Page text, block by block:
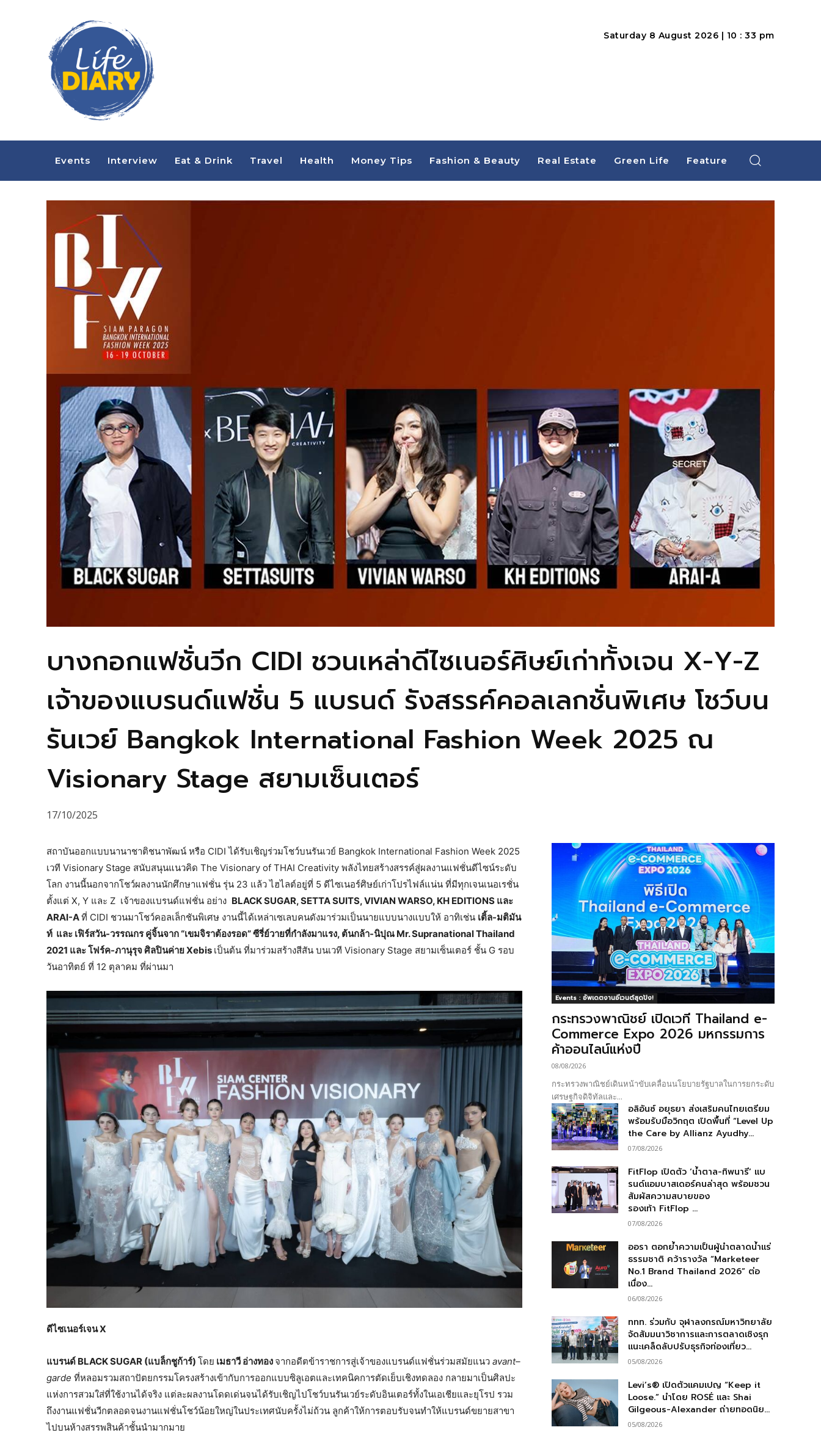
Saturday 8 August 2026 | 10 : 33 pm
Events Interview Eat & Drink Travel Health Money Tips Fashion & Beauty Real Estate Green Life Feature
บางกอกแฟชั่นวีก CIDI ชวนเหล่าดีไซเนอร์ศิษย์เก่าทั้งเจน X-Y-Z
เจ้าของแบรนด์แฟชั่น 5 แบรนด์ รังสรรค์คอลเลกชั่นพิเศษ โชว์บน
รันเวย์ Bangkok International Fashion Week 2025 ณ
Visionary Stage สยามเซ็นเตอร์
17/10/2025
สถาบันออกแบบนานาชาติชนาพัฒน์ หรือ CIDI ได้รับเชิญร่วมโชว์บนรันเวย์ Bangkok International Fashion Week 2025
เวที Visionary Stage สนับสนุนแนวคิด The Visionary of THAI Creativity พลังไทยสร้างสรรค์สู่ผลงานแฟชั่นดีไซน์ระดับ
โลก งานนี้นอกจากโชว์ผลงานนักศึกษาแฟชั่น รุ่น 23 แล้ว ไฮไลต์อยู่ที่ 5 ดีไซเนอร์ศิษย์เก่าโปรไฟล์แน่น ที่มีทุกเจนเนอเรชั่น
ตั้งแต่ X, Y และ Z เจ้าของแบรนด์แฟชั่น อย่าง BLACK SUGAR, SETTA SUITS, VIVIAN WARSO, KH EDITIONS และ
ARAI-Aที่ CIDI ชวนมาโชว์คอลเล็กชันพิเศษ งานนี้ได้เหล่าเซเลบคนดังมาร่วมเป็นนายแบบนางแบบให้ อาทิเช่น เติ้ล-มติมัน
ท์ และ เฟิร์สวัน-วรรณกร คู่จิ้นจาก “เขมจิราต้องรอด” ซีรี่ย์วายที่กำลังมาแรง, ต้นกล้า-นิปุณ Mr. Supranational Thailand
2021 และ โฟร์ค-ภานุรุจ ศิลปินค่าย Xebis เป็นต้น ที่มาร่วมสร้างสีสัน บนเวที Visionary Stage สยามเซ็นเตอร์ ชั้น G รอบ
วันอาทิตย์ ที่ 12 ตุลาคม ที่ผ่านมา
ดีไซเนอร์เจนX
แบรนด์ BLACK SUGAR (แบล็กชูก้าร์) โดย เมธาวี อ่างทอง จากอดีตข้าราชการสู่เจ้าของแบรนด์แฟชั่นร่วมสมัยแนว avant–
garde ที่หลอมรวมสถาปัตยกรรมโครงสร้างเข้ากับการออกแบบซิลูเอตและเทคนิคการตัดเย็บเชิงทดลอง กลายมาเป็นศิลปะ
แห่งการสวมใส่ที่ใช้งานได้จริง แต่ละผลงานโดดเด่นจนได้รับเชิญไปโชว์บนรันเวย์ระดับอินเตอร์ทั้งในเอเชียและยุโรป รวม
ถึงงานแฟชั่นวีกตลอดจนงานแฟชั่นโชว์น้อยใหญ่ในประเทศนับครั้งไม่ถ้วน ลูกค้าให้การตอบรับจนทำให้แบรนด์ขยายสาขา
ไปบนห้างสรรพสินค้าชั้นนำมากมาย
Events : อัพเดตงานอีเวนต์สุดปัง!
กระทรวงพาณิชย์ เปิดเวที Thailand e-
Commerce Expo 2026 มหกรรมการ
ค้าออนไลน์แห่งปี
08/08/2026
กระทรวงพาณิชย์เดินหน้าขับเคลื่อนนโยบายรัฐบาลในการยกระดับ
เศรษฐกิจดิจิทัลและ...
อลิอันซ์ อยุธยา ส่งเสริมคนไทยเตรียม
พร้อมรับมือวิกฤต เปิดพื้นที่ “Level Up
the Care by Allianz Ayudhy...
07/08/2026
FitFlop เปิดตัว ‘น้ำตาล-ทิพนารี’ แบ
รนด์แอมบาสเดอร์คนล่าสุด พร้อมชวน
สัมผัสความสบายของ
รองเท้า FitFlop ...
07/08/2026
ออรา ตอกย้ำความเป็นผู้นำตลาดน้ำแร่
ธรรมชาติ คว้ารางวัล “Marketeer
No.1 Brand Thailand 2026” ต่อ
เนื่อง...
06/08/2026
ททท. ร่วมกับ จุฬาลงกรณ์มหาวิทยาลัย
จัดสัมมนาวิชาการและการตลาดเชิงรุก
แนะเคล็ดลับปรับธุรกิจท่องเที่ยว...
05/08/2026
Levi’s® เปิดตัวแคมเปญ “Keep it
Loose.” นำโดย ROSÉ และ Shai
Gilgeous-Alexander ถ่ายทอดนิย...
05/08/2026